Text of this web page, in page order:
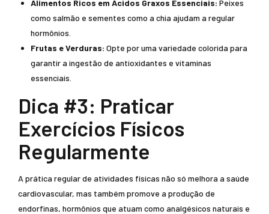
Alimentos Ricos em Ácidos Graxos Essenciais: Peixes
como salmão e sementes como a chia ajudam a regular
hormônios.
Frutas e Verduras: Opte por uma variedade colorida para
garantir a ingestão de antioxidantes e vitaminas
essenciais.
Dica #3: Praticar
Exercícios Físicos
Regularmente
A prática regular de atividades físicas não só melhora a saúde
cardiovascular, mas também promove a produção de
endorfinas, hormônios que atuam como analgésicos naturais e